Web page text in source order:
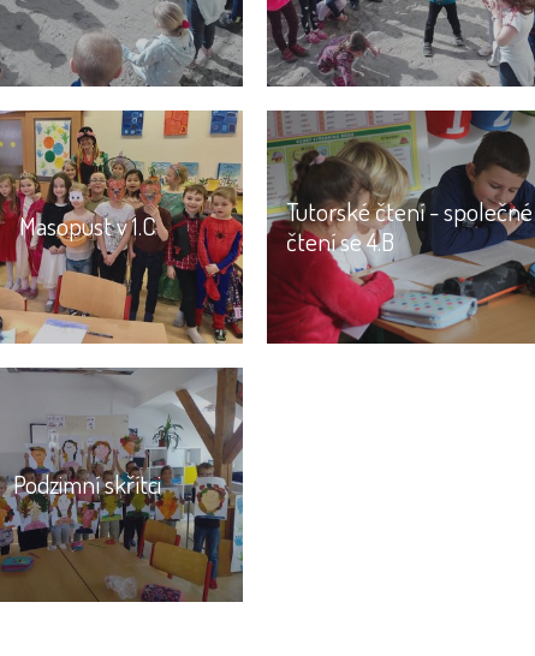
Masopust v 1.C
Tutorské čtení - společné
čtení se 4.B
Podzimní skřítci